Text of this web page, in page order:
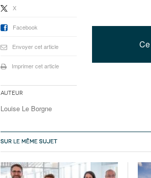
X
Facebook
Envoyer cet article
Imprimer cet article
Auteur
Louise Le Borgne
SUR LE MÊME SUJET